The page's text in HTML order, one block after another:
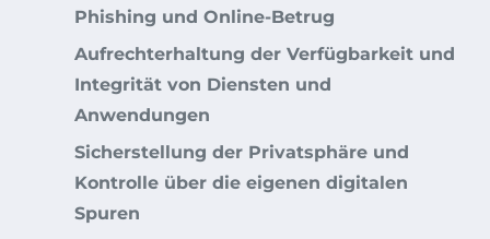
Phishing und Online-Betrug
Aufrechterhaltung der Verfügbarkeit und
Integrität von Diensten und
Anwendungen
Sicherstellung der Privatsphäre und
Kontrolle über die eigenen digitalen
Spuren